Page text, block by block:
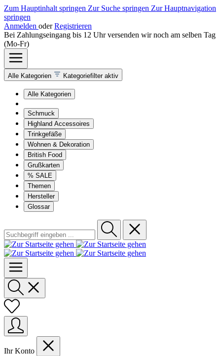
Zum Hauptinhalt springen Zur Suche springen Zur Hauptnavigation
springen
Anmelden oder Registrieren
Bei Zahlungseingang bis 12 Uhr versenden wir noch am selben Tag
(Mo-Fr)
Alle Kategorien Kategoriefilter aktiv
Alle Kategorien
Schmuck
Highland Accessoires
Trinkgefäße
Wohnen & Dekoration
British Food
Grußkarten
% SALE
Themen
Hersteller
Glossar
Ihr Konto